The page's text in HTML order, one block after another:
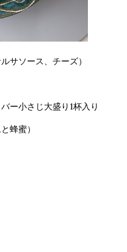
サソース、チーズ）
ー小さじ大盛り1杯入り
蜂蜜）